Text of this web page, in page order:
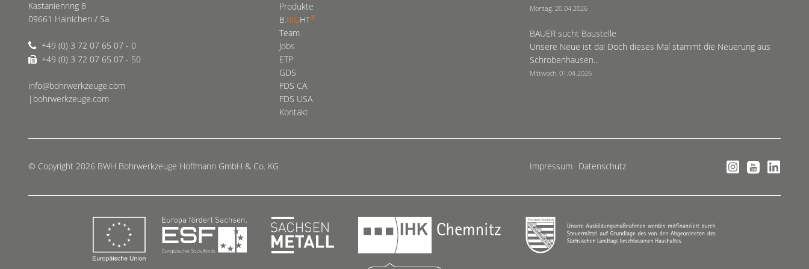
Kastanienring 8
09661 Hainichen / Sa.
+49 (0) 3 72 07 65 07 - 0
+49 (0) 3 72 07 65 07 - 50
info@bohrwerkzeuge.com
|bohrwerkzeuge.com
Produkte
B.RIGHT®
Team
Jobs
ETP
GDS
FDS CA
FDS USA
Kontakt
Montag, 20.04.2026
BAUER sucht Baustelle
Unsere Neue ist da! Doch dieses Mal stammt die Neuerung aus
Schrobenhausen...
Mittwoch, 01.04.2026
© Copyright 2026 BWH Bohrwerkzeuge Hoffmann GmbH & Co. KG Impressum Datenschutz